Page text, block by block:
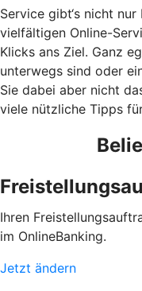
Service gibt‘s nicht
vielfältigen Online-
Klicks ans Ziel. Ganz
unterwegs sind oder
Sie dabei aber nicht
viele nützliche Tipps
Ihren
im OnlineBanking.
Jetzt ändern